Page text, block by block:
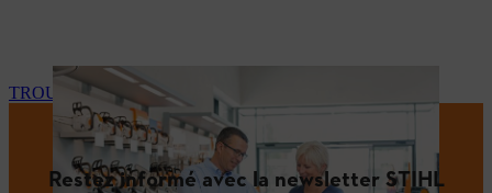
TROUVEZ VOTRE REVENDEUR STIHL
Restez informé avec la newsletter STIHL